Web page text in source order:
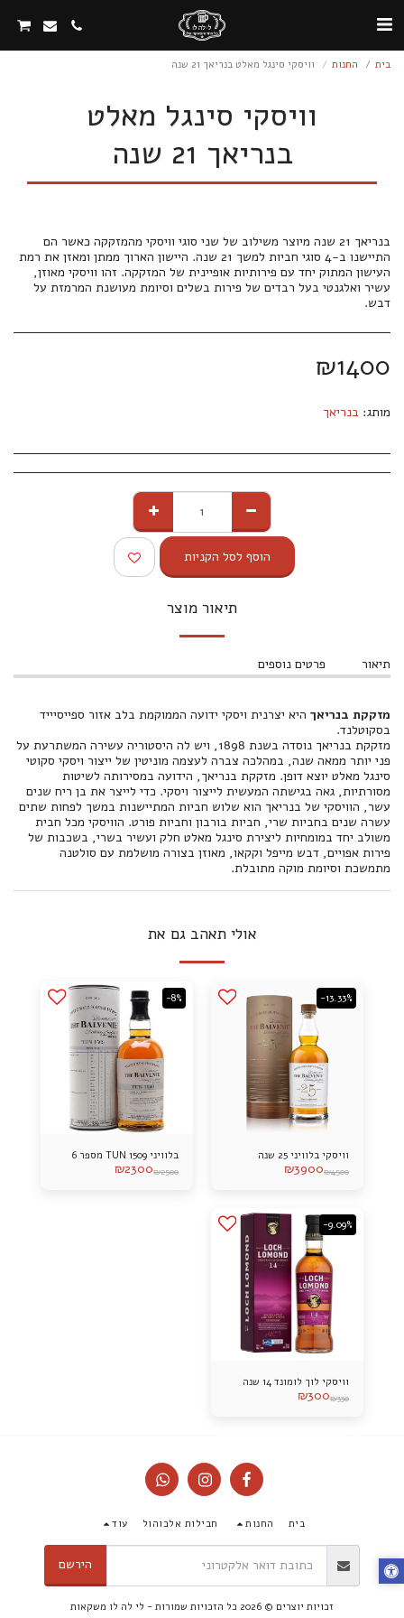
בית החנות וויסקי סינגל מאלט בנריאך 21 שנה
וויסקי סינגל מאלט
בנריאך 21 שנה
בנריאך 21 שנה מיוצר משילוב של שני סוגי וויסקי מהמזקקה כאשר הם
התיישנו ב-4 סוגי חביות למשך 21 שנה. היישון הארוך ממתן ומאזן את רמת
העישון המתוק יחד עם פירותיות אופיינית של המזקקה. זהו וויסקי מאוזן,
עשיר ואלגנטי בעל רבדים של פירות בשלים וסיומת מעושנת המרמזת על
דבש.
₪1400
מותג: בנריאך
הוסף לסל הקניות
תיאור מוצר
תיאור פרטים נוספים
מזקקת בנריאך היא יצרנית ויסקי ידועה הממוקמת בלב אזור ספייסיייד
בסקוטלנד.
מזקקת בנריאך נוסדה בשנת 1898, ויש לה היסטוריה עשירה המשתרעת על
פני יותר ממאה שנה, במהלכה צברה לעצמה מוניטין של ייצור ויסקי סקוטי
סינגל מאלט יוצא דופן. מזקקת בנריאך, הידועה במסירותה לשיטות
מסורתיות, גאה בגישתה המעשית לייצור ויסקי. כדי לייצר את בן ריח שנים
עשר, הוויסקי של בנריאך הוא שלוש חביות המתיישנות במשך לפחות שתים
עשרה שנים בחביות שרי, חביות בורבון וחביות פורט. הוויסקי מכל חבית
משולב יחד במומחיות ליצירת סינגל מאלט חלק ועשיר בשרי, בשכבות של
פירות אפויים, דבש מייפל וקקאו, מאוזן בצורה מושלמת עם סולטנה
מתמשכת וסיומת מוקה מתובלת.
אולי תאהב גם את
-13.33%
וויסקי בלוויני 25 שנה
₪4500
₪3900
-8%
בלוויני TUN 1509 מספר 6
₪2500
₪2300
-9.09%
וויסקי לוך לומונד 14 שנה
₪330
₪300
בית החנות חבילות אלכוהול עוד
הירשם
זכויות יוצרים © 2026 כל הזכויות שמורות - לי לה לו משקאות